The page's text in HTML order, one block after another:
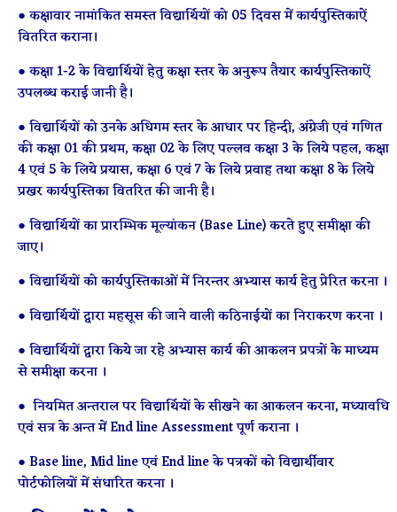
● कक्षावार नामांकित समस्त विद्यार्थियों को 05 दिवस में कार्यपुस्तिकाऐं
वितरित कराना।
● कक्षा 1-2 के विद्यार्थियों हेतु कक्षा स्तर के अनुरूप तैयार कार्यपुस्तिकाऐं
उपलब्ध कराई जानी है।
● विद्यार्थियों को उनके अधिगम स्तर के आधार पर हिन्दी, अंग्रेजी एवं गणित
की कक्षा 01 की प्रथम, कक्षा 02 के लिए पल्लव कक्षा 3 के लिये पहल, कक्षा
4 एवं 5 के लिये प्रयास, कक्षा 6 एवं 7 के लिये प्रवाह तथा कक्षा 8 के लिये
प्रखर कार्यपुस्तिका वितरित की जानी है।
● विद्यार्थियों का प्रारम्भिक मूल्यांकन (Base Line) करते हुए समीक्षा की
जाए।
● विद्यार्थियों को कार्यपुस्तिकाओं में निरन्तर अभ्यास कार्य हेतु प्रेरित करना ।
● विद्यार्थियों द्वारा महसूस की जाने वाली कठिनाईयों का निराकरण करना ।
● विद्यार्थियों द्वारा किये जा रहे अभ्यास कार्य की आकलन प्रपत्रों के माध्यम
से समीक्षा करना ।
● नियमित अन्तराल पर विद्यार्थियों के सीखने का आकलन करना, मध्यावधि
एवं सत्र के अन्त में End line Assessment पूर्ण कराना ।
● Base line, Mid line एवं End line के पत्रकों को विद्यार्थीवार
पोर्टफोलियों में संधारित करना ।